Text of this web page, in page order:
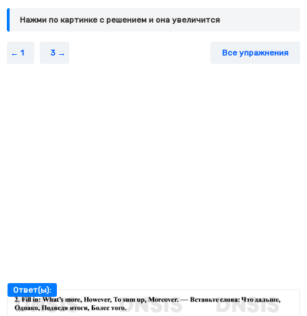
Нажми по картинке c решением и она увеличится
1 3 Все упражнения
Ответ(ы):